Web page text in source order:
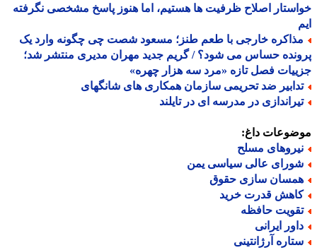
اصلاح ظرفیت ها هستیم، اما هنوز پاسخ مشخصی نگرفته
خارجی با طعم طنز؛ مسعود شصت چی چگونه وارد یک
حساس می شود؟ / گریم جدید مهران مدیری منتشر شد؛
فصل تازه «مرد سه هزار چهره»
ضد تحریمی سازمان همکاری های شانگهای
در مدرسه ای در تایلند
داغ:
مسلح
عالی سیاسی یمن
سازی حقوق
قدرت خرید
حافظه
ایرانی
آرژانتینی